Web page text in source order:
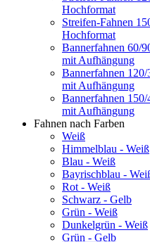
Hochformat
Streifen-Fahnen
Hochformat
Bannerfahnen 60/
mit Aufhängung
Bannerfahnen
mit Aufhängung
Bannerfahnen
mit Aufhängung
Fahnen nach Farben
Weiß
Himmelblau - Weiß
Blau - Weiß
Bayrischblau -
Rot - Weiß
Schwarz - Gelb
Grün - Weiß
Dunkelgrün - Weiß
Grün - Gelb